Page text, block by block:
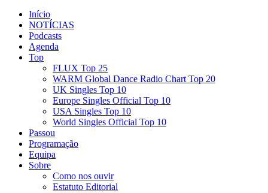
Início
NOTÍCIAS
Podcasts
Agenda
Top
FLUX Top 25
WARM Global Dance Radio Chart Top 20
UK Singles Top 10
Europe Singles Official Top 10
USA Singles Top 10
World Singles Official Top 10
Passou
Programação
Equipa
Sobre
Como nos ouvir
Estatuto Editorial